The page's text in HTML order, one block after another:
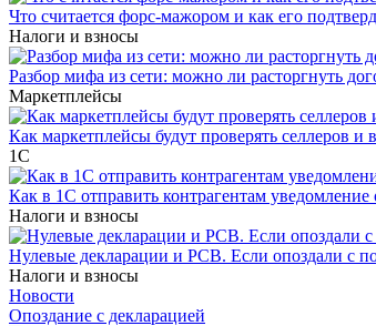
Что считается форс-мажором и как его
Налоги и взносы
Разбор мифа из сети: можно ли расторгнуть
Маркетплейсы
Как маркетплейсы будут проверять селлеров и
1С
Как в 1С отправить контрагентам
Налоги и взносы
Нулевые декларации и РСВ. Если опоздали с
Налоги и взносы
Новости
Опоздание с декларацией